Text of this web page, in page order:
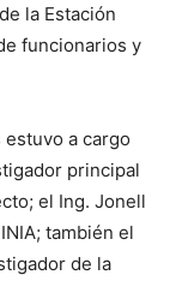
la Estación
funcionarios y
a cargo
principal
el Ing. Jonell
también el
de la